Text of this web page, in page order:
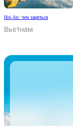
Hoi An: чем заняться
Вьетнам